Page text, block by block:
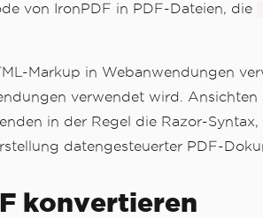
von IronPDF in PDF-Dateien, die
Markup in Webanwendungen
verwendet wird.
in der Regel die Razor-
datengesteuerter PDF-
konvertieren